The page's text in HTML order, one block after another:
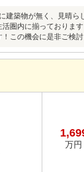
築物が無く、見晴ら
圏内に揃っておりま
この機会に是非ご検
万円